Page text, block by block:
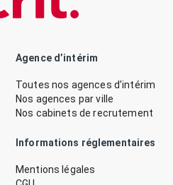
Agence d’intérim
Toutes nos agences d’intérim
Nos agences par ville
Nos cabinets de recrutement
Informations réglementaires
Mentions légales